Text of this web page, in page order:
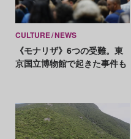
CULTURE NEWS
《モナリザ》6つの受難。東
京国立博物館で起きた事件も